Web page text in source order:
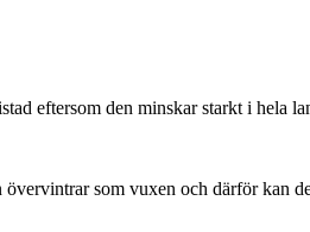
eftersom den minskar starkt i hela
som vuxen och därför kan